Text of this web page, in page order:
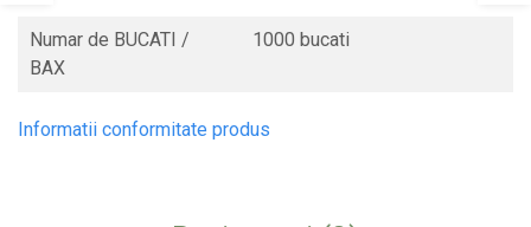
Numar de BUCATI /
BAX
1000 bucati
Informatii conformitate produs